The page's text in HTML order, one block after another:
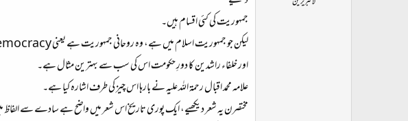
جمہوریت کی کئی اقسام ہیں۔
لیکن جو جمہوریت اسلام میں ہے، وہ روحانی جمہوریت ہے یعنی Spiritual Democracy.
اور خلفاء راشدین کا دورِ حکومت اس کی سب سے بہترین مثال ہے۔
علامہ محمد اقبال رحمۃ اللہ علیہ نے بارہا اس چیز کی طرف اشارہ کیا ہے۔
مختصرن یہ شعر دیکھیے، ایک پوری تاریخ اس شعر میں واضح ہے سادے سے الفاظ